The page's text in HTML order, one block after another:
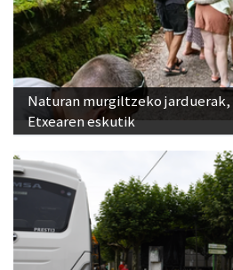
Naturan murgiltzeko jarduerak,
Etxearen eskutik